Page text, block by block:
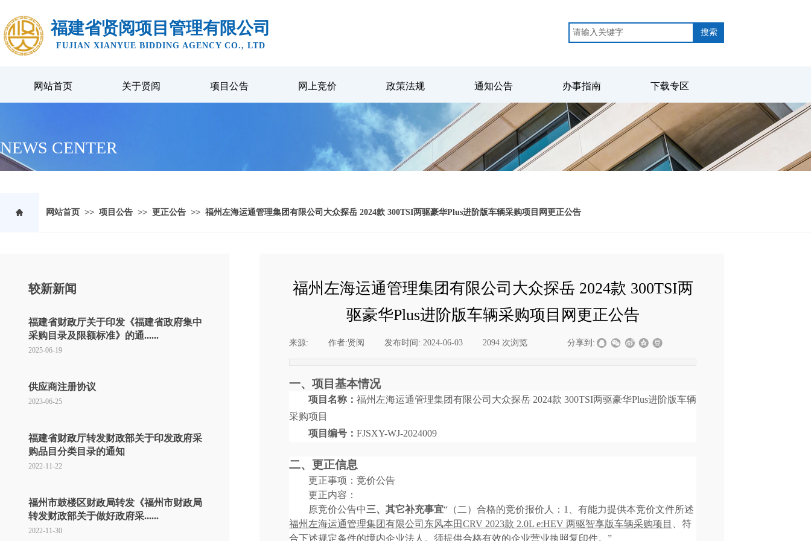
福建省贤阅项目管理有限公司
FUJIAN XIANYUE BIDDING AGENCY CO., LTD
搜索
网站首页 关于贤阅 项目公告 网上竞价 政策法规 通知公告 办事指南 下载专区
NEWS CENTER
网站首页 >> 项目公告 >> 更正公告 >> 福州左海运通管理集团有限公司大众探岳 2024款 300TSI两驱豪华Plus进阶版车辆采购项目网更正公告
福州左海运通管理集团有限公司大众探岳 2024款 300TSI两
驱豪华Plus进阶版车辆采购项目网更正公告
来源: 作者:贤阅 发布时间: 2024-06-03 2094 次浏览 分享到:
一、项目基本情况
项目名称： 福州左海运通管理集团有限公司大众探岳 2024款 300TSI两驱豪华Plus进阶版车辆
采购项目
项目编号： FJSXY-WJ-2024009
二、更正信息
更正事项：竞价公告
更正内容：
原竞价公告中三、其它补充事宜“ （二）合格的竞价报价人 ： 1、 有能力提供本竞价文件所述
福州左海运通管理集团有限公司东风本田CRV 2023款 2.0L e:HEV 两驱智享版车辆采购项目
、符
合下述规定条件的境内企业法人。须提供合格有效的企业营业执照复印件。 ”
较新新闻
福建省财政厅关于印发《福建省政府集中
采购目录及限额标准》的通......
2025-06-19
供应商注册协议
2023-06-25
福建省财政厅转发财政部关于印发政府采
购品目分类目录的通知
2022-11-22
福州市鼓楼区财政局转发《福州市财政局
转发财政部关于做好政府采......
2022-11-30